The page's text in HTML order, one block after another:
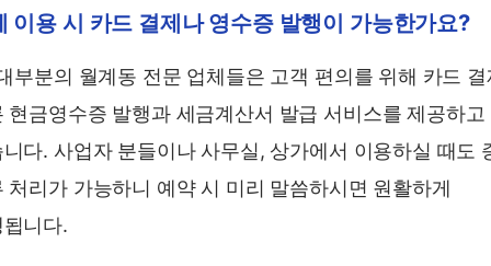
이용 시 카드 결제나 영수증 발행이 가능한가요?
부분의 월계동 전문 업체들은 고객 편의를 위해 카드
현금영수증 발행과 세금계산서 발급 서비스를 제공하고
다. 사업자 분들이나 사무실, 상가에서 이용하실 때도
처리가 가능하니 예약 시 미리 말씀하시면 원활하게
니다.